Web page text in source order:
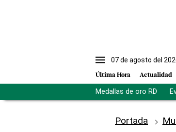
07 de agosto del
Última Hora Actualidad
Medallas de oro RD
Portada